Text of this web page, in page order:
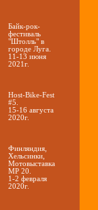
Байк-рок-
фестиваль
"Штолль" в
городе Луга.
11-13 июня
2021г.
Host-Bike-Fest
#5.
15-16 августа
2020г.
Финляндия,
Хельсинки,
Мотовыставка
MP 20.
1-2 февраля
2020г.